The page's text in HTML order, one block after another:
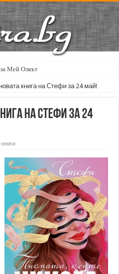
Мей Олкът
книга на Стефи за 24 май!
на Стефи за 24